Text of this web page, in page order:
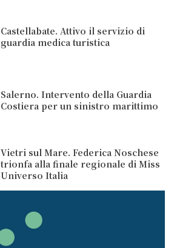
Castellabate. Attivo il servizio di
guardia medica turistica
Salerno. Intervento della Guardia
Costiera per un sinistro marittimo
Vietri sul Mare. Federica Noschese
trionfa alla finale regionale di Miss
Universo Italia